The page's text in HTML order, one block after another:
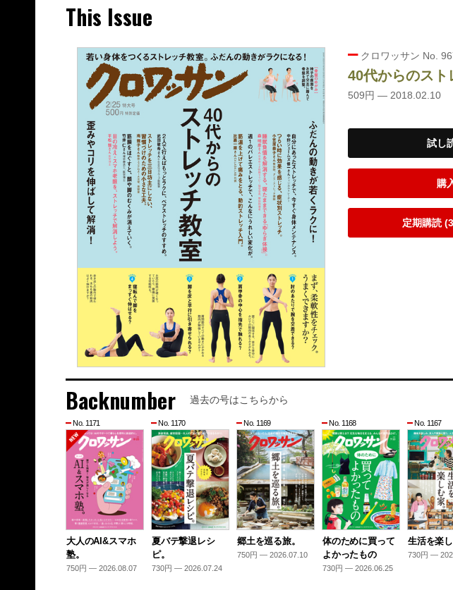
This Issue
クロワッサン No.
40代からのスト
509円 — 2018.02.10
試し
購
定期購読
Backnumber 過去の号はこちらから
No. 1171
大人のAI&スマホ
塾。
750円 — 2026.08.07
No. 1170
夏バテ撃退レシ
ピ。
730円 — 2026.07.24
No. 1169
郷土を巡る旅。
750円 — 2026.07.10
No. 1168
体のために買って
よかったもの
730円 — 2026.06.25
No. 1167
生活を楽し
730円 —